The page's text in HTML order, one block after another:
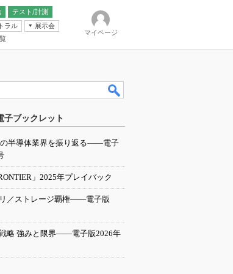
テスト/計測
ラル
展示会
マイページ
子ブックレット
の半導体業界を振り返る――電子
」2025年プレイバック
／ストレージ覇権――電子版
略 強みと限界――電子版2026年